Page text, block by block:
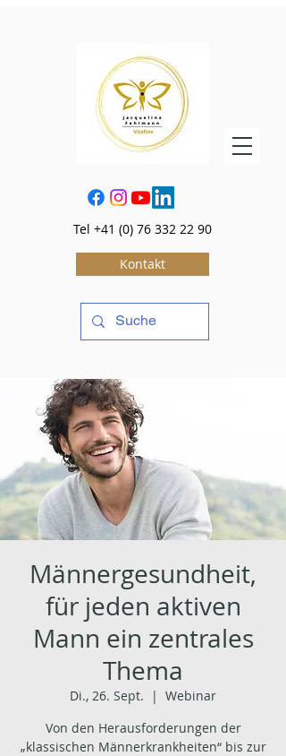
Tel +41 (0) 76 332 22 90
Kontakt
Männergesundheit,
für jeden aktiven
Mann ein zentrales
Thema
Di., 26. Sept.
  |
Webinar
Von den Herausforderungen der
„klassischen Männerkrankheiten“ bis zur